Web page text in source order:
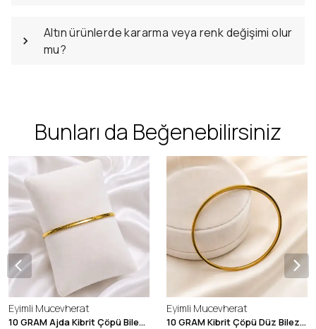
Altın ürünlerde kararma veya renk değişimi olur
mu?
Bunları da Beğenebilirsiniz
Eyimli Mucevherat
10 GRAM Ajda Kibrit Çöpü Bilezik 22 Ayar 22BLZ003
Eyimli Mucevherat
10 GRAM Kibrit Çöpü Düz Bilezik 22 Ayar 22BLZ001